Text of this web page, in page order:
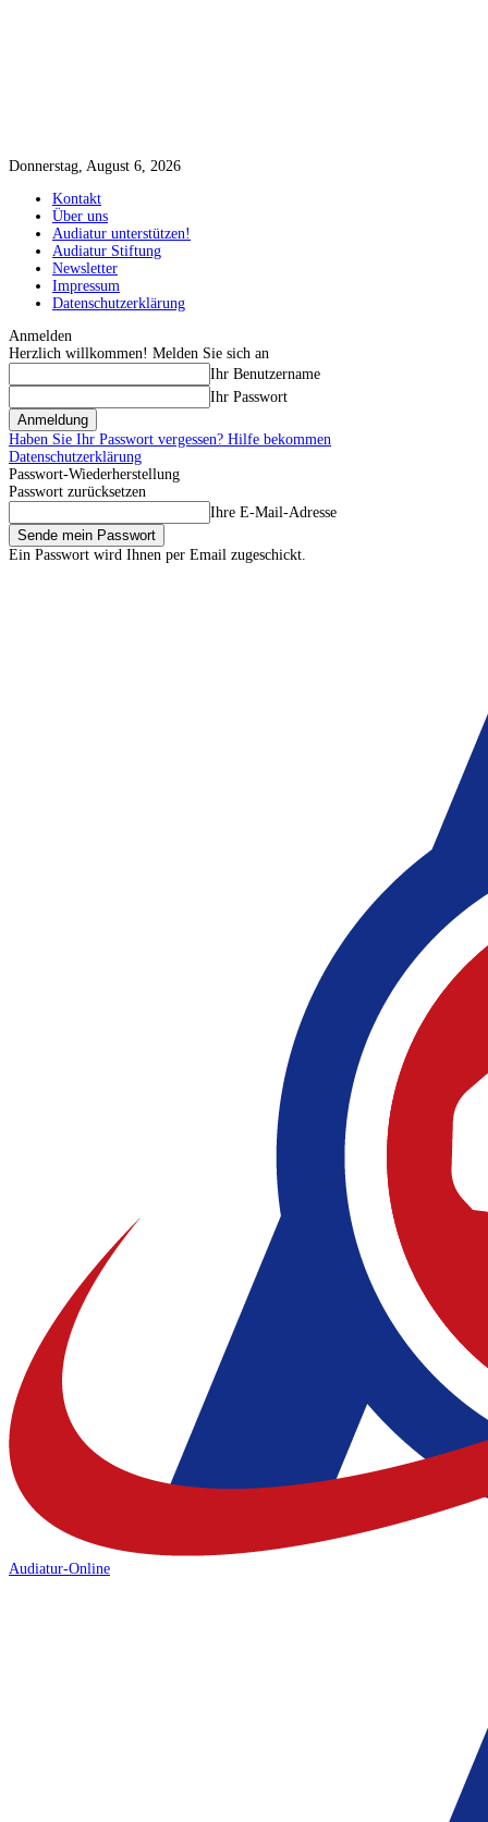
Donnerstag, August 6, 2026
Kontakt
Über uns
Audiatur unterstützen!
Audiatur Stiftung
Newsletter
Impressum
Datenschutzerklärung
Anmelden
Herzlich willkommen! Melden Sie sich an
Ihr Benutzername
Ihr Passwort
Haben Sie Ihr Passwort vergessen? Hilfe bekommen
Datenschutzerklärung
Passwort-Wiederherstellung
Passwort zurücksetzen
Ihre E-Mail-Adresse
Ein Passwort wird Ihnen per Email zugeschickt.
Audiatur-Online